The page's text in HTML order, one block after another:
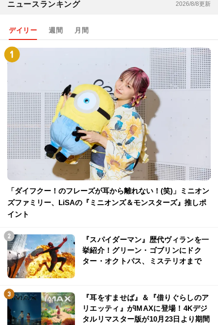
ニュースランキング 2026/8/8更新
デイリー 週間 月間
「ダイフクー！のフレーズが耳から離れない！(笑)」ミニオン
ズファミリー、LiSAの『ミニオンズ＆モンスターズ』推しポ
イント
『スパイダーマン』歴代ヴィランを一
挙紹介！グリーン・ゴブリンにドク
ター・オクトパス、ミステリオまで
『耳をすませば』＆『借りぐらしのア
リエッティ』がIMAXに登場！4Kデジ
タルリマスター版が10月23日より期間